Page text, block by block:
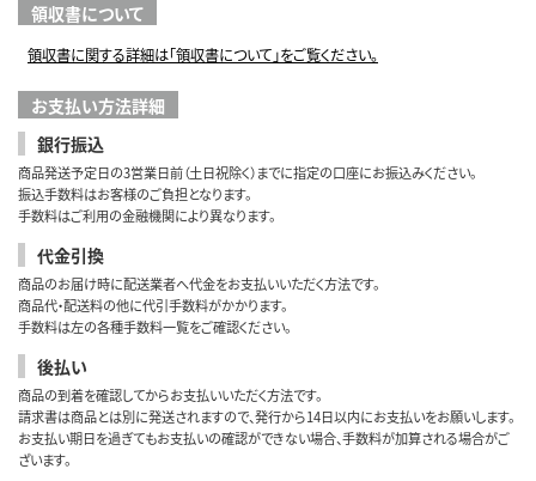
領収書について
領収書に関する詳細は「領収書について」をご覧ください。
お支払い方法詳細
銀行振込
商品発送予定日の3営業日前（土日祝除く）までに指定の口座にお振込みください。
振込手数料はお客様のご負担となります。
手数料はご利用の金融機関により異なります。
代金引換
商品のお届け時に配送業者へ代金をお支払いいただく方法です。
商品代・配送料の他に代引手数料がかかります。
手数料は左の各種手数料一覧をご確認ください。
後払い
商品の到着を確認してからお支払いいただく方法です。
請求書は商品とは別に発送されますので、発行から14日以内にお支払いをお願いします。
お支払い期日を過ぎてもお支払いの確認ができない場合、手数料が加算される場合がご
ざいます。